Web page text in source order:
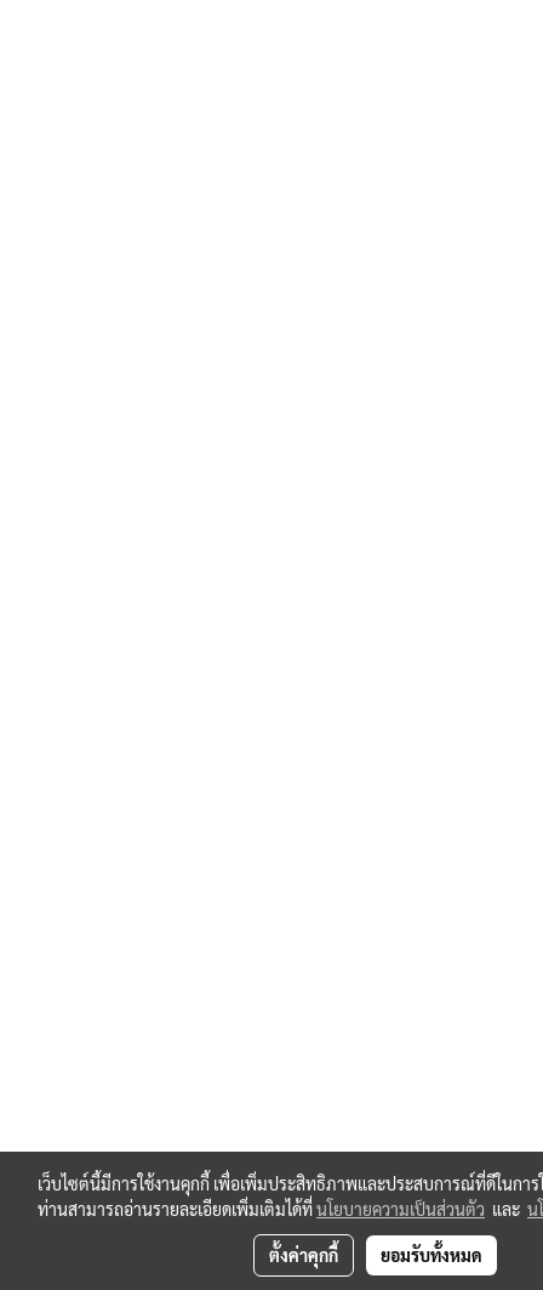
เว็บไซต์นี้มีการใช้งานคุกกี้ เพื่อเพิ่มประสิทธิภาพและประสบการณ์ที่ดีในการ
ท่านสามารถอ่านรายละเอียดเพิ่มเติมได้ที่นโยบายความเป็นส่วนตัว และ น
ตั้งค่าคุกกี้ ยอมรับทั้งหมด